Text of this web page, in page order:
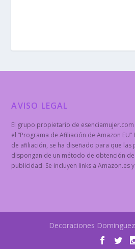
AVISO LEGAL
El grupo propietario de
el “Programa de Afiliación de Amazon
de afiliación, se ha diseñado para que las
dispongan de un método de obtención
publicidad. Se incluyen links a Amazon.es
Decoraciones